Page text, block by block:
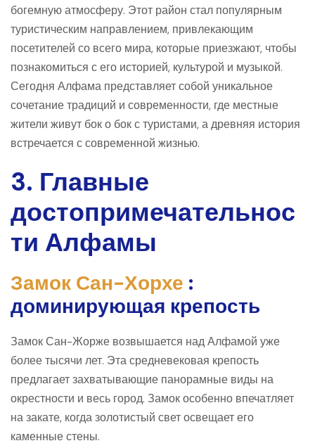
богемную атмосферу. Этот район стал популярным
туристическим направлением, привлекающим
посетителей со всего мира, которые приезжают, чтобы
познакомиться с его историей, культурой и музыкой.
Сегодня Алфама представляет собой уникальное
сочетание традиций и современности, где местные
жители живут бок о бок с туристами, а древняя история
встречается с современной жизнью.
3. Главные
достопримечательнос
ти Алфамы
Замок Сан-Хорхе :
доминирующая крепость
Замок Сан-Жорже возвышается над Алфамой уже
более тысячи лет. Эта средневековая крепость
предлагает захватывающие панорамные виды на
окрестности и весь город. Замок особенно впечатляет
на закате, когда золотистый свет освещает его
каменные стены.